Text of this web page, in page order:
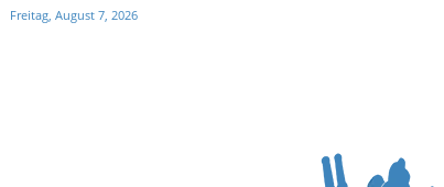
Freitag, August 7, 2026